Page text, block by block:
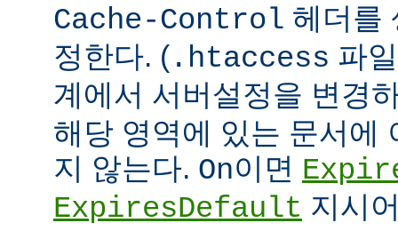
Cache-Control 헤더를
정한다. ( .htaccess 파
계에서 서버설정을 변경
해당 영역에 있는 문서에
지 않는다. On이면
ExpiresDefault 지시